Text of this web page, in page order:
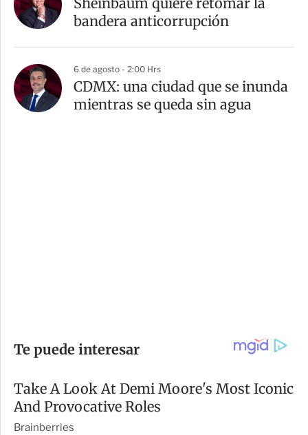
bandera anticorrupción
6 de agosto - 2:00 Hrs
CDMX: una ciudad que se inunda
mientras se queda sin agua